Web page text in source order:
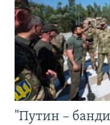
"Путин –